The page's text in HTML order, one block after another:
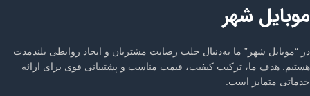
موبایل شهر
در “موبایل شهر” ما به‌دنبال جلب رضایت مشتریان و ایجاد روابطی بلندمدت
هستیم. هدف ما، ترکیب کیفیت، قیمت مناسب و پشتیبانی قوی برای ارائه
خدماتی متمایز است.